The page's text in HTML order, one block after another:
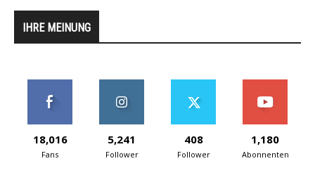
IHRE MEINUNG
18,016
Fans
5,241
Follower
408
Follower
1,180
Abonnenten